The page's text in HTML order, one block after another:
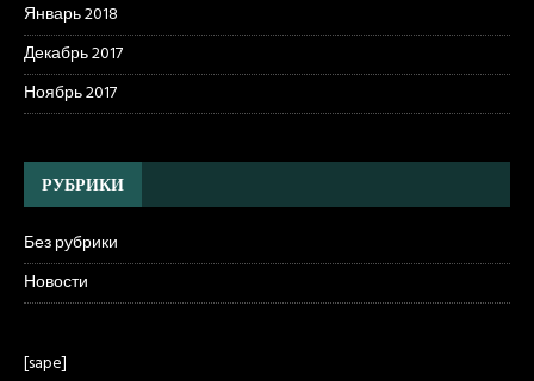
Январь 2018
Декабрь 2017
Ноябрь 2017
РУБРИКИ
Без рубрики
Новости
[sape]